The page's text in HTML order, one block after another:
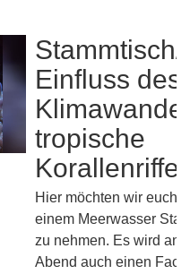
Stammtisch/
Einfluss des
tropische
Korallenriffe
Hier möchten wir euch
einem Meerwasser
zu nehmen. Es wird an
Abend auch einen